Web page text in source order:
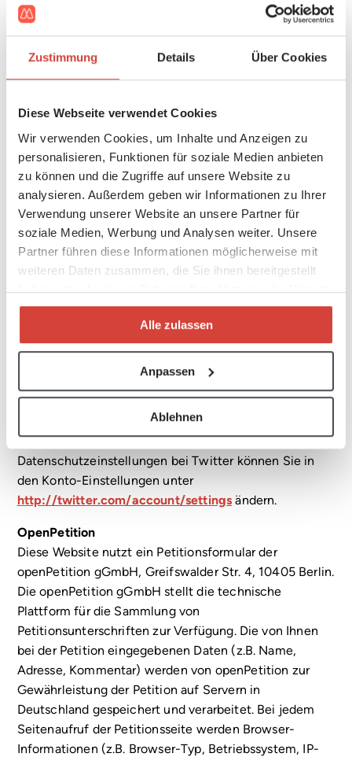
Zustimmung Details Über Cookies
Diese Webseite verwendet Cookies
Wir verwenden Cookies, um Inhalte und Anzeigen zu
personalisieren, Funktionen für soziale Medien anbieten
zu können und die Zugriffe auf unsere Website zu
analysieren. Außerdem geben wir Informationen zu Ihrer
Verwendung unserer Website an unsere Partner für
soziale Medien, Werbung und Analysen weiter. Unsere
Partner führen diese Informationen möglicherweise mit
weiteren Daten zusammen, die Sie ihnen bereitgestellt
haben oder die sie im Rahmen Ihrer Nutzung der Dienste
gesammelt haben.
Alle zulassen
Anpassen
Ablehnen
durch Facebook erhalten. Weitere Informationen hierzu
finden Sie in der Datenschutzerklärung von facebook
unterhttp://de-de.facebook.com/policy.php.Wenn
kann, loggen Sie sich bitte aus Ihrem Facebook-
Benutzerkonto aus.
Twitter
Auf unserer Webseite sind Funktionen des Dienstes
Twitter eingebunden. Diese Funktionen werden
angeboten durch die Twitter Inc., 1355 Market Street,
Suite 900, San Francisco, CA 94103, USA. Durch das
Benutzen von Twitter und der Funktion "Re-Tweet"
Twitter-Account verknüpft und anderen Nutzern
bekannt gegeben. Dabei werden auch Daten an Twitter
übertragen. Wir weisen darauf hin, dass wir als Anbieter
Daten sowie deren Nutzung durch Twitter erhalten.
Weitere Informationen hierzu finden Sie in der
Datenschutzerklärung von Twitter unter
http://twitter.com/privacy. Ihre
Datenschutzeinstellungen bei Twitter können Sie in
den Konto-Einstellungen unter
http://twitter.com/account/settings ändern.
OpenPetition
Diese Website nutzt ein Petitionsformular der
openPetition gGmbH, Greifswalder Str. 4, 10405 Berlin.
Die openPetition gGmbH stellt die technische
Plattform für die Sammlung von
Petitionsunterschriften zur Verfügung. Die von Ihnen
bei der Petition eingegebenen Daten (z.B. Name,
Adresse, Kommentar) werden von openPetition zur
Gewährleistung der Petition auf Servern in
Deutschland gespeichert und verarbeitet. Bei jedem
Seitenaufruf der Petitionsseite werden Browser-
Informationen (z.B. Browser-Typ, Betriebssystem, IP-